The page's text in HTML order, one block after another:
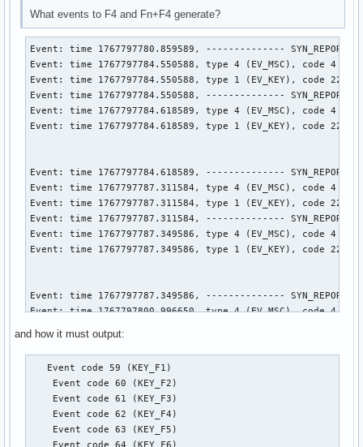
What events to F4 and Fn+F4 generate?
Event: time 1767797780.859589, --------------
Event: time 1767797784.550588, type 4 (EV_MSC), code 4
Event: time 1767797784.550588, type 1 (EV_KEY), code 224
Event: time 1767797784.550588, --------------
Event: time 1767797784.618589, type 4 (EV_MSC), code 4
Event: time 1767797784.618589, type 1 (EV_KEY), code 224
Event: time 1767797784.618589, --------------
Event: time 1767797787.311584, type 4 (EV_MSC), code 4
Event: time 1767797787.311584, type 1 (EV_KEY), code
Event: time 1767797787.311584, --------------
Event: time 1767797787.349586, type 4 (EV_MSC), code 4
Event: time 1767797787.349586, type 1 (EV_KEY), code 225
Event: time 1767797787.349586, --------------
Event: time 1767797800.996650, type 4 (EV_MSC), code 4
Event: time 1767797800.996650, --------------
Event: time 1767797801.086648, type 4 (EV_MSC), code 4
Event: time 1767797801.086648, type 1 (EV_KEY), code 120
Event: time 1767797801.086648, --------------
Event: time 1767797802.474574, type 4 (EV_MSC), code 4
and how it must output:
   Event code 59 (KEY_F1)
    Event code 60 (KEY_F2)
    Event code 61 (KEY_F3)
    Event code 62 (KEY_F4)
    Event code 63 (KEY_F5)
    Event code 64 (KEY_F6)